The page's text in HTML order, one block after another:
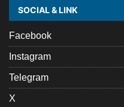
SOCIAL & LINK
Facebook
Instagram
Telegram
X